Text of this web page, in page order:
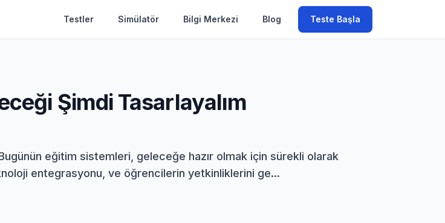
Testler Simülatör Bilgi Merkezi Blog Teste Başla
Şimdi Tasarlayalım
eğitim sistemleri, geleceğe hazır olmak için sürekli olarak
entegrasyonu, ve öğrencilerin yetkinliklerini ge...